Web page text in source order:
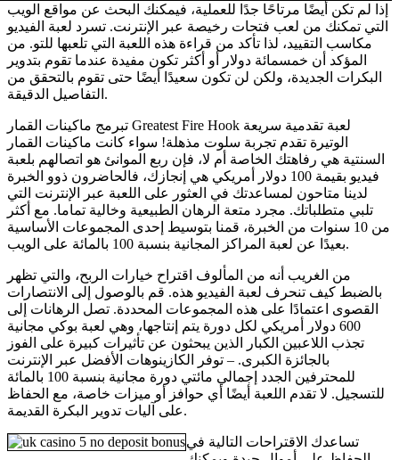
إذا لم تكن أيضًا مرتاحًا جدًا للعملية، فيمكنك البحث عن مواقع الويب
التي تمكنك من لعب فتحات رخيصة عبر الإنترنت. تسرد لعبة الفيديو
مكاسب التقييد، لذا تأكد من قراءة هذه اللعبة التي تلعبها للتو. من
المؤكد أن خمسمائة دولار أو أكثر تكون مفيدة عندما تقوم بتدوير
البكرات الجديدة، ولكن لن تكون سعيدًا أيضًا حتى تقوم بالتحقق من
التفاصيل الدقيقة.
تبرمج ماكينات القمار Greatest Fire Hook لعبة تقدمية سريعة
الوتيرة تقدم تجربة سلوت مذهلة! سواء كانت ماكينات القمار
السنتية هي رفاهتك الخاصة أم لا، فإن ربع الموانئ هو اتصالهم بلعبة
فيديو بقيمة 100 دولار أمريكي هي إنجازك، فالحاضرون ذوو الخبرة
لدينا متاحون لمساعدتك في العثور على اللعبة عبر الإنترنت التي
تلبي متطلباتك. مجرد متعة الرهان الطبيعية وخالية تماما. مع أكثر
من 10 سنوات من الخبرة، قمنا بتوسيط إحدى المجموعات الأساسية
بعيدًا عن لعبة المراكز المجانية بنسبة 100 بالمائة على الويب.
من الغريب أنه من المألوف اقتراح خيارات الربح، والتي تظهر
بالضبط كيف تنحرف لعبة الفيديو هذه. قم بالوصول إلى الانتصارات
القصوى اعتمادًا على هذه المجموعات المحددة. تصل الرهانات إلى
600 دولار أمريكي لكل دورة يتم إنتاجها، وهي لعبة بوكي مجانية
تجذب اللاعبين الكبار الذين يبحثون عن تأثيرات كبيرة على الفوز
بالجائزة الكبرى. – توفر الكازينوهات الأفضل عبر الإنترنت
للمحترفين الجدد إجمالي مائتي دورة مجانية بنسبة 100 بالمائة
للتسجيل. لا تقدم اللعبة أيضًا أي حوافز أو ميزات خاصة، مع الحفاظ
على آليات تدوير البكرة القديمة.
تساعدك الاقتراحات التالية في